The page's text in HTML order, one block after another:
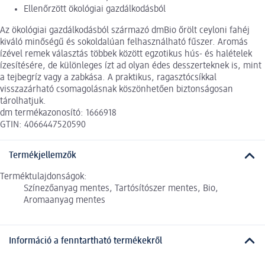
Ellenőrzött ökológiai gazdálkodásból
Az ökológiai gazdálkodásból származó dmBio őrölt ceyloni fahéj
kiváló minőségű és sokoldalúan felhasználható fűszer. Aromás
ízével remek választás többek között egzotikus hús- és halételek
ízesítésére, de különleges ízt ad olyan édes desszerteknek is, mint
a tejbegríz vagy a zabkása. A praktikus, ragasztócsíkkal
visszazárható csomagolásnak köszönhetően biztonságosan
tárolhatjuk.
dm termékazonosító: 1666918
GTIN: 4066447520590
Termékjellemzők
Terméktulajdonságok:
Színezőanyag mentes, Tartósítószer mentes, Bio,
Aromaanyag mentes
Információ a fenntartható termékekről